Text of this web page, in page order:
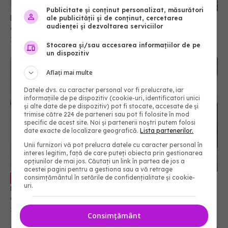
Medicii de familie, noi servicii pentru pacienți
oferite la domiciliu
18 apr 2022, 13:54
EXCLUSIV Românii, repetenți la prevenția
medicală. Adela Cojan: Ne-au alarmat cifrele
extrem de devastatoare despre numărul
deceselor evitabile
26 noi 2022, 18:33
Publicitate și conținut personalizat, măsurători
ale publicității și de conținut, cercetarea
audienței și dezvoltarea serviciilor
Stocarea și/sau accesarea informațiilor de pe
un dispozitiv
Aflați mai multe
Datele dvs. cu caracter personal vor fi prelucrate, iar
informațiile de pe dispozitiv (cookie-uri, identificatori unici
și alte date de pe dispozitiv) pot fi stocate, accesate de și
trimise către 224 de parteneri sau pot fi folosite în mod
specific de acest site. Noi și partenerii noștri putem folosi
date exacte de localizare geografică.Lista partenerilor.
Unii furnizori vă pot prelucra datele cu caracter personal în
interes legitim, față de care puteți obiecta prin gestionarea
opțiunilor de mai jos. Căutați un link în partea de jos a
acestei pagini pentru a gestiona sau a vă retrage
consimțământul în setările de confidențialitate și cookie-
uri.
Consimțământ